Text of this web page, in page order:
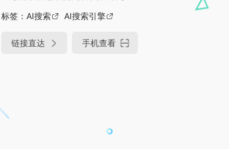
标签： AI搜索 AI搜索引擎
链接直达 手机查看